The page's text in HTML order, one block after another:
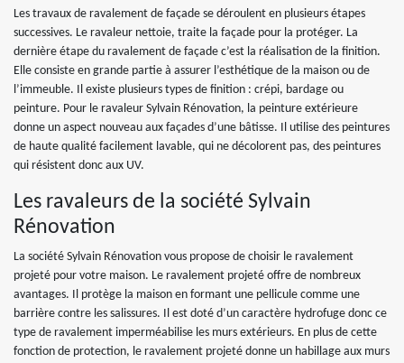
Les travaux de ravalement de façade se déroulent en plusieurs étapes
successives. Le ravaleur nettoie, traite la façade pour la protéger. La
dernière étape du ravalement de façade c’est la réalisation de la finition.
Elle consiste en grande partie à assurer l’esthétique de la maison ou de
l’immeuble. Il existe plusieurs types de finition : crépi, bardage ou
peinture. Pour le ravaleur Sylvain Rénovation, la peinture extérieure
donne un aspect nouveau aux façades d’une bâtisse. Il utilise des peintures
de haute qualité facilement lavable, qui ne décolorent pas, des peintures
qui résistent donc aux UV.
Les ravaleurs de la société Sylvain
Rénovation
La société Sylvain Rénovation vous propose de choisir le ravalement
projeté pour votre maison. Le ravalement projeté offre de nombreux
avantages. Il protège la maison en formant une pellicule comme une
barrière contre les salissures. Il est doté d’un caractère hydrofuge donc ce
type de ravalement imperméabilise les murs extérieurs. En plus de cette
fonction de protection, le ravalement projeté donne un habillage aux murs